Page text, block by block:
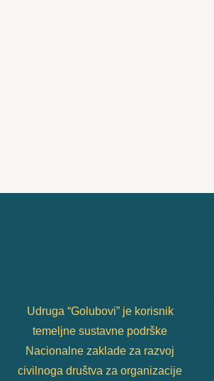
Udruga “Golubovi” je korisnik
temeljne sustavne podrške
Nacionalne zaklade za razvoj
civilnoga društva za organizacije